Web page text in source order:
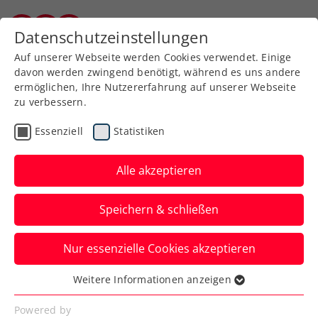
Zurück zur Newsübersicht
Ausbildung
FE&MALE Sports
Conference 2025: Jetzt
Early-Bird-Ticket sichern!
Advantage Ladies: Noch bis inklusive 30.
November 2024 sind Karten zum
Datenschutzeinstellungen
Auf unserer Webseite werden Cookies verwendet. Einige
davon werden zwingend benötigt, während es uns andere
ermöglichen, Ihre Nutzererfahrung auf unserer Webseite
zu verbessern.
Essenziell Statistiken
Alle akzeptieren
Speichern & schließen
Nur essenzielle Cookies akzeptieren
Essenziell
Essenzielle Cookies werden für grundlegende
Weitere Informationen anzeigen
Powered by